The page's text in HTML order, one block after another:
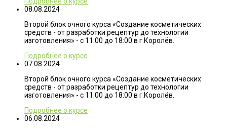
08.08.2024
Второй блок очного курса «Создание косметических
средств - от разработки рецептур до технологии
изготовления» - с 11:00 до 18:00 в г.Королёв.
Подробнее о курсе
07.08.2024
Второй блок очного курса «Создание косметических
средств - от разработки рецептур до технологии
изготовления» - с 11:00 до 18:00 в г.Королёв.
Подробнее о курсе
06.08.2024